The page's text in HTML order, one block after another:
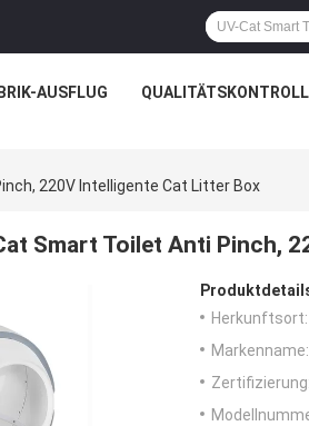
AUSFLUG
220V Intelligente Cat Litter Box
Smart Toilet Anti Pinch,
Herkunftsort:
Markenname:
Zertifizierung: